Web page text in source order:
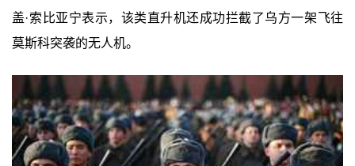
盖·索比亚宁表示，该类直升机还成功拦截了乌方一架飞往
莫斯科突袭的无人机。